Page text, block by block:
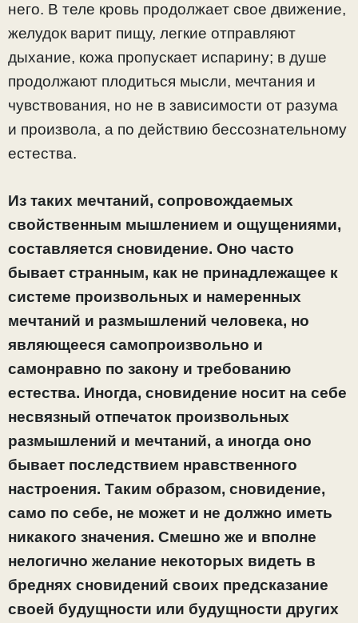
него. В теле кровь продолжает свое движение,
желудок варит пищу, легкие отправляют
дыхание, кожа пропускает испарину; в душе
продолжают плодиться мысли, мечтания и
чувствования, но не в зависимости от разума
и произвола, а по действию бессознательному
естества.
Из таких мечтаний, сопровождаемых
свойственным мышлением и ощущениями,
составляется сновидение. Оно часто
бывает странным, как не принадлежащее к
системе произвольных и намеренных
мечтаний и размышлений человека, но
являющееся самопроизвольно и
самонравно по закону и требованию
естества. Иногда, сновидение носит на себе
несвязный отпечаток произвольных
размышлений и мечтаний, а иногда оно
бывает последствием нравственного
настроения. Таким образом, сновидение,
само по себе, не может и не должно иметь
никакого значения. Смешно же и вполне
нелогично желание некоторых видеть в
бреднях сновидений своих предсказание
своей будущности или будущности других